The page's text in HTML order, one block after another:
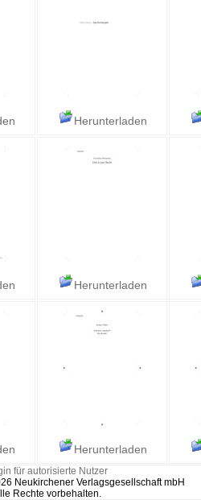
Herunterladen
Herunterladen
Herunterladen
für autorisierte Nutzer
Neukirchener Verlagsgesellschaft mbH
Rechte vorbehalten.